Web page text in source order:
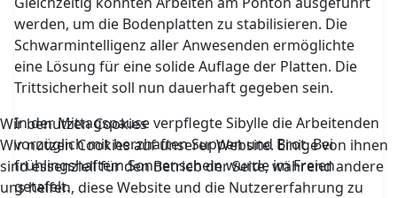
werden, um die Bodenplatten zu stabilisieren. Die
Schwarmintelligenz aller Anwesenden ermöglichte
eine Lösung für eine solide Auflage der Platten. Die
Trittsicherheit soll nun dauerhaft gegeben sein.
In der Mittagspause verpflegte Sibylle die Arbeitenden
vorzüglich mit herzhaften Suppen und Brot. Bei
frühlingshaftem Sonnenschein wurde im Freien
getafelt.
Wir benutzen Cookies
Wir nutzen Cookies auf unserer Website. Einige von ihnen
sind essenziell für den Betrieb der Seite, während andere
uns helfen, diese Website und die Nutzererfahrung zu